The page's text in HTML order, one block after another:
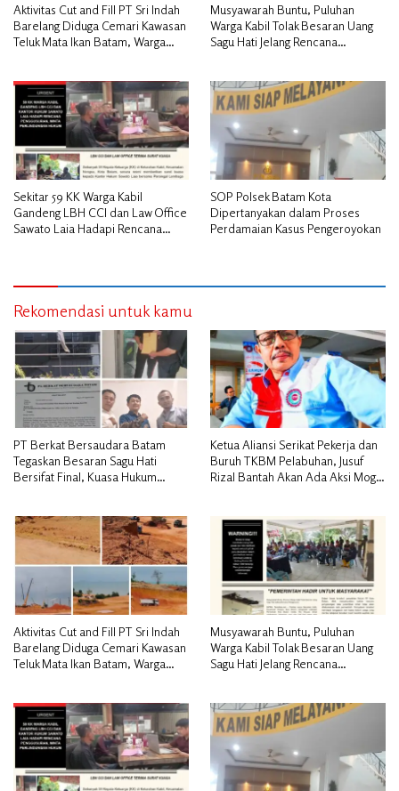
Aktivitas Cut and Fill PT Sri Indah
Barelang Diduga Cemari Kawasan
Teluk Mata Ikan Batam, Warga
Musyawarah Buntu, Puluhan
Warga Kabil Tolak Besaran Uang
Sagu Hati Jelang Rencana
Sekitar 59 KK Warga Kabil
Gandeng LBH CCI dan Law Office
Sawato Laia Hadapi Rencana
SOP Polsek Batam Kota
Dipertanyakan dalam Proses
Perdamaian Kasus Pengeroyokan
Rekomendasi untuk kamu
PT Berkat Bersaudara Batam
Tegaskan Besaran Sagu Hati
Bersifat Final, Kuasa Hukum
Ketua Aliansi Serikat Pekerja dan
Buruh TKBM Pelabuhan, Jusuf
Rizal Bantah Akan Ada Aksi Mogol
Aktivitas Cut and Fill PT Sri Indah
Barelang Diduga Cemari Kawasan
Teluk Mata Ikan Batam, Warga
Musyawarah Buntu, Puluhan
Warga Kabil Tolak Besaran Uang
Sagu Hati Jelang Rencana